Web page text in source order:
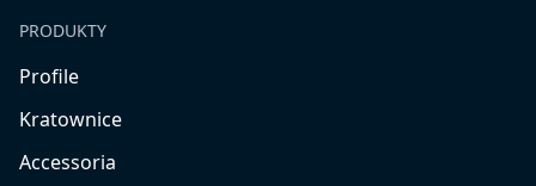
PRODUKTY
Profile
Kratownice
Accessoria